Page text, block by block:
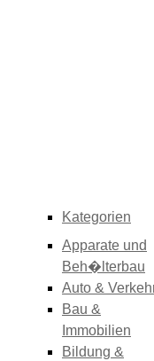
Kategorien
Apparate und
Beh�lterbau
Auto &
Bau &
Immobilien
Bildung &